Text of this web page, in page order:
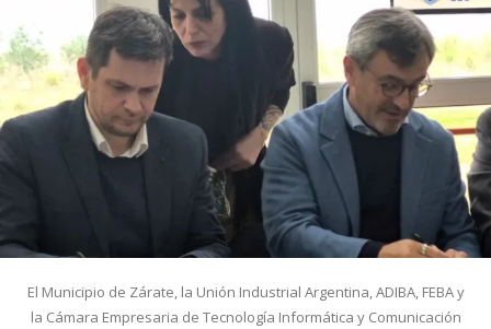
El Municipio de Zárate, la Unión Industrial Argentina, ADIBA, FEBA y
la Cámara Empresaria de Tecnología Informática y Comunicación